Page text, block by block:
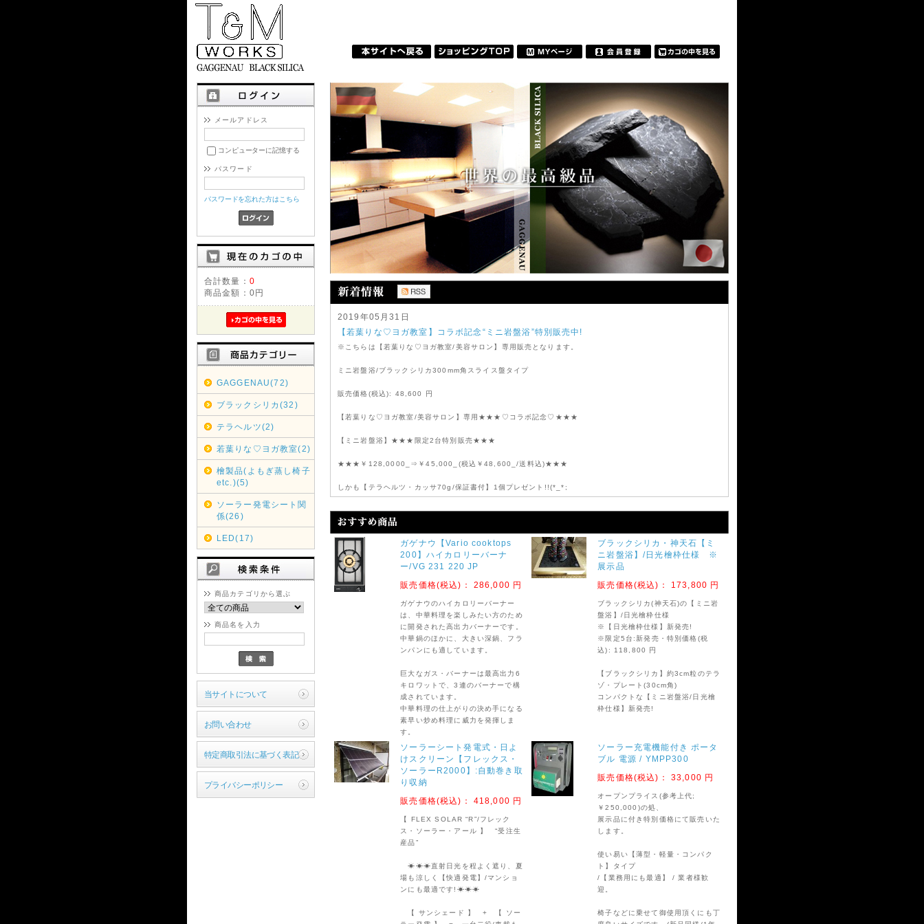
メールアドレス
コンピューターに記憶する
パスワード
パスワードを忘れた方はこちら
合計数量： 0
商品金額： 0円
GAGGENAU(72)
ブラックシリカ(32)
テラヘルツ(2)
若葉りな♡ヨガ教室(2)
檜製品(よもぎ蒸し椅子
etc.)(5)
ソーラー発電シート関
係(26)
LED(17)
商品カテゴリから選ぶ
商品名を入力
当サイトについて
お問い合わせ
特定商取引法に基づく表記
プライバシーポリシー
2019年05月31日
【若葉りな♡ヨガ教室】コラボ記念“ミニ岩盤浴”特別販売中!
※こちらは【若葉りな♡ヨガ教室/美容サロン】専用販売となります。
ミニ岩盤浴/ブラックシリカ300mm角スライス盤タイプ
販売価格(税込): 48,600 円
【若葉りな♡ヨガ教室/美容サロン】専用★★★♡コラボ記念♡★★★
【ミニ岩盤浴】★★★限定2台特別販売★★★
★★★￥128,0000_⇒￥45,000_(税込￥48,600_/送料込)★★★
しかも【テラヘルツ・カッサ70g/保証書付】1個プレゼント!!(*_*;
★★★【コラボレーション記念】今だけのチャンスです!!★★★
オープンプライスの処、特別価格にて販売致します。【2台限定】
上級グレード;ブラックシリカ 【スライス盤タイプ】
2016年01月31日
【GAGGENAU】新型食器洗い機掲載
2015年11月28日
2015年07月10日
【TMW Exterior/ガーデニング】のコーナーを【TMW/NETSHOP】に新設
2015年04月01日
ブラックシリカ・神天石“ミニ岩盤浴”・・・【日光檜枠仕様】新発売!
ブラックシリカ(神天石)の【ミニ岩盤浴】/日光檜枠仕様
※【日光檜枠仕様】新発売!
【ブラックシリカ】約3cm粒のテラゾ・プレート(30cm角)
コンパクトな【ミニ岩盤浴/日光檜枠仕様】新発売!
★化学物質排除の国産銘木【日光檜】枠を採用!
★ご家庭用、パーソナル岩盤浴として・・・
★業務用・施設用、足裏岩盤浴として・・・
オープンプライス(参考上代;￥400,000)の処、
【日光檜】枠仕様:新発売特別価格:￥118,800_(税込)
ガゲナウ【Vario cooktops
200】ハイカロリーバーナ
ー/VG 231 220 JP
販売価格(税込)： 286,000 円
ガゲナウのハイカロリーバーナー
は、中華料理を楽しみたい方のため
に開発された高出力バーナーです。
中華鍋のほかに、大きい深鍋、フラ
ンパンにも適しています。
巨大なガス・バーナーは最高出力6
キロワットで、3連のバーナーで構
成されています。
中華料理の仕上がりの決め手になる
素早い炒め料理に威力を発揮しま
す。
ブラックシリカ・神天石【ミ
ニ岩盤浴】/日光檜枠仕様 ※
展示品
販売価格(税込)： 173,800 円
ブラックシリカ(神天石)の【ミニ岩
盤浴】/日光檜枠仕様
※【日光檜枠仕様】新発売!
※限定5台:新発売・特別価格(税
込): 118,800 円
【ブラックシリカ】約3cm粒のテラ
ゾ・プレート(30cm角)
コンパクトな【ミニ岩盤浴/日光檜
枠仕様】新発売!
ソーラーシート発電式・日よ
けスクリーン【フレックス・
ソーラーR2000】:自動巻き取
り収納
販売価格(税込)： 418,000 円
【 FLEX SOLAR “R”/フレック
ス・ソーラー・アール 】 “受注生
産品”
☀☀☀直射日光を程よく遮り、夏
場も涼しく【快適発電】/マンショ
ンにも最適です!☀☀☀
【 サンシェード 】 + 【 ソー
ソーラー充電機能付き ポータ
ブル 電源 / YMPP300
販売価格(税込)： 33,000 円
オープンプライス(参考上代;
￥250,000)の処、
展示品に付き特別価格にて販売いた
します。
使い易い【薄型・軽量・コンパク
ト】タイプ
/【業務用にも最適】 / 業者様歓
迎。
椅子などに乗せて御使用頂くにも丁